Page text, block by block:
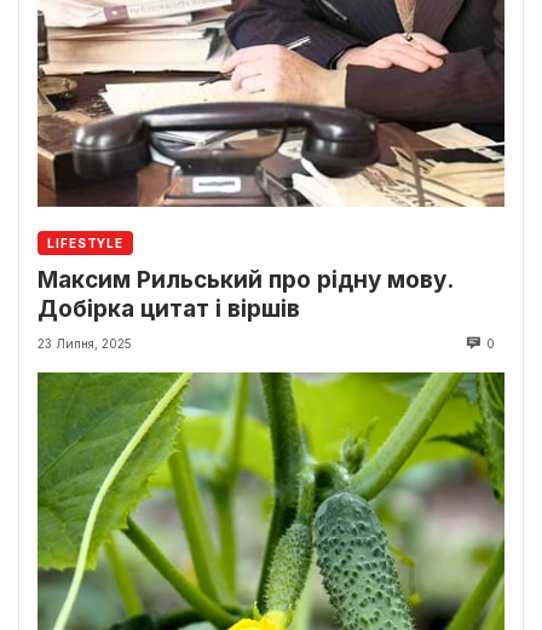
LIFESTYLE
Максим Рильський про рідну мову.
Добірка цитат і віршів
23 Липня, 2025 0